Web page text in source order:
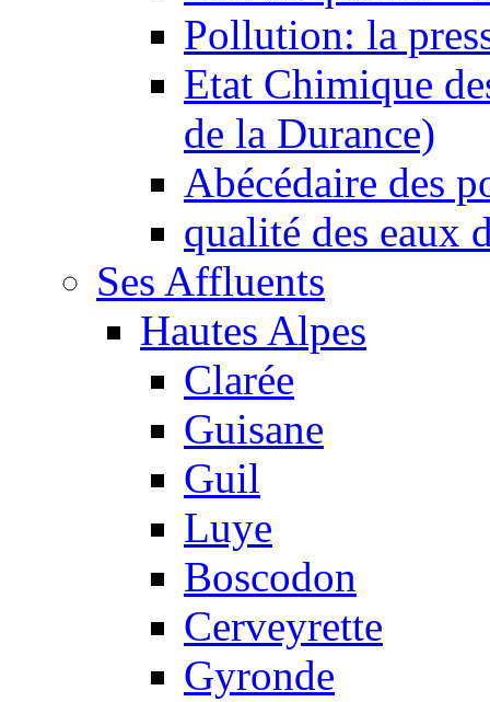
Pollution: la
Etat Chimique
de la Durance)
Abécédaire des
qualité des eaux
Ses Affluents
Hautes Alpes
Clarée
Guisane
Guil
Luye
Boscodon
Cerveyrette
Gyronde